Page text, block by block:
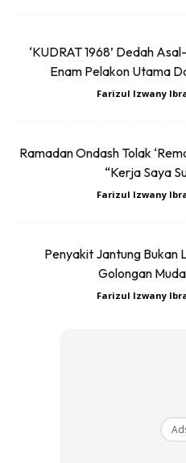
akan berjaya tukar menu
nasi lemak, ambil makanan
rendah karbo dan tinggi serat.
Lepas Dah Berjaya
Then Baru Start
‘KUDRAT 1968’ Dedah
Enam Pelakon Utama
Farizul Izwany
Ramadan Ondash Tolak
“Kerja Saya
Farizul Izwany
Penyakit Jantung Bukan
Golongan
Farizul Izwany